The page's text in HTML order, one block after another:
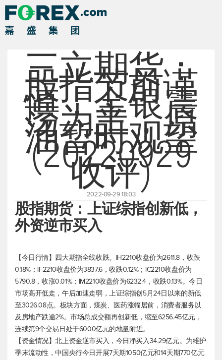
三立期货：
股指节前谨
慎，金银震
荡为主，原
油暂时观望
(20220929
收评)
2022-09-29 18:03
股指期货：上证综指创新低，
外资逆市买入
【今日行情】四大期指全线收跌。IH2210收盘价为2611.8，收跌
0.18%；IF2210收盘价为3837.6，收跌0.12%；IC2210收盘价为
5790.8，收涨0.01%；IM2210收盘价为6232.4，收跌0.13%。今日
市场高开低走，午后加速走弱，上证综指创5月24日以来的新低
至3026.08点。板块方面，煤炭、医药涨幅居前，消费者服务以
及房地产跌逾2%。市场总成交额再创新低，缩至6256.45亿元，
连续第9个交易日处于6000亿元的地量附近。
【资金情况】北上资金逆市买入，今日净买入34.29亿元。为维护
季末流动性，中国央行今日开展7天期1050亿元和14天期770亿元